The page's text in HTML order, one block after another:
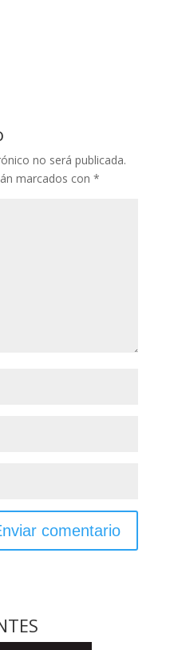
no será publicada.
marcados con *